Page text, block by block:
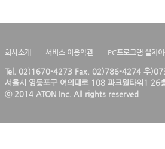
회사소개 서비스 이용약관 PC프로그램 설치
Tel. 02)1670-4273 Fax. 02)786-4274 우
서울시 영등포구 여의대로 108 파크원타워1 26
ⓒ 2014 ATON Inc. All rights reserved